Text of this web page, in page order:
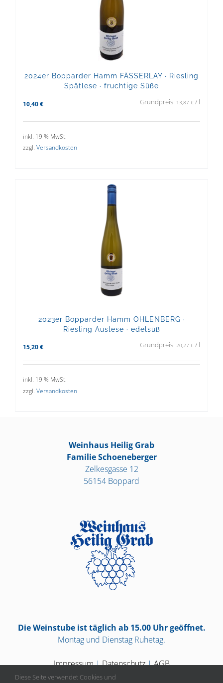
2024er Bopparder Hamm FÄSSERLAY · Riesling
Spätlese · fruchtige Süße
10,40 € Grundpreis: 13,87 € / l
inkl. 19 % MwSt.
zzgl. Versandkosten
2023er Bopparder Hamm OHLENBERG ·
Riesling Auslese · edelsüß
15,20 € Grundpreis: 20,27 € / l
inkl. 19 % MwSt.
zzgl. Versandkosten
Weinhaus Heilig Grab
Familie Schoeneberger
Zelkesgasse 12
56154 Boppard
Die Weinstube ist täglich ab 15.00 Uhr geöffnet.
Montag und Dienstag Ruhetag.
Impressum|Datenschutz|AGB
Diese Seite verwendet Cookies und